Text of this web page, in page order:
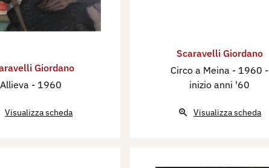
Giordano
Allieva - 1960
Visualizza scheda
Scaravelli Giordano
Circo a Meina - 1960 -
inizio anni '60
Visualizza scheda